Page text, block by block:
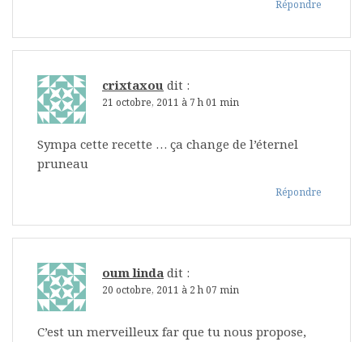
Répondre
crixtaxou dit :
21 octobre, 2011 à 7 h 01 min
Sympa cette recette … ça change de l’éternel
pruneau
Répondre
oum linda dit :
20 octobre, 2011 à 2 h 07 min
C’est un merveilleux far que tu nous propose,